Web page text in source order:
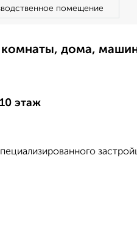
помещение
дома,
этаж